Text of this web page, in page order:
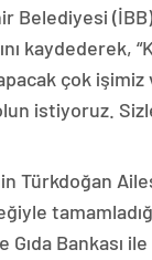
Belediyesi
kaydederek,
çok
istiyoruz.
Türkdoğan
Bankası